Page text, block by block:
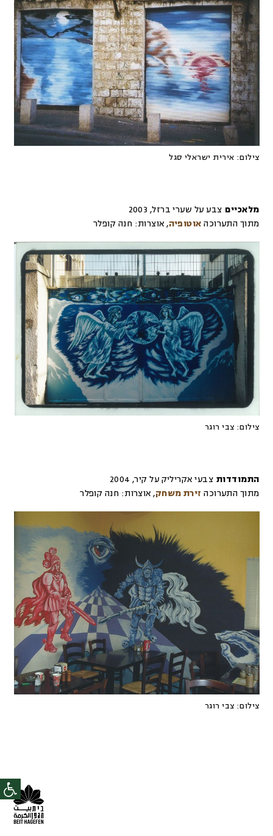
צילום: אירית ישראלי סגל
מלאכיים צבע על שערי ברזל,
2003
מתוך התערוכה אוטופיה, אוצרות: חנה קופלר
צילום: צבי רוגר
התמודדות צבעי אקריליק על קיר,
2004
מתוך התערוכה זירת משחק, אוצרות: חנה קופלר
צילום: צבי רוגר